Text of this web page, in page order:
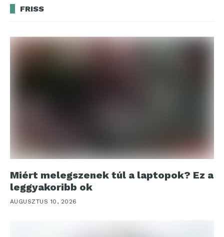
FRISS
Miért melegszenek túl a laptopok? Ez a
leggyakoribb ok
AUGUSZTUS 10, 2026